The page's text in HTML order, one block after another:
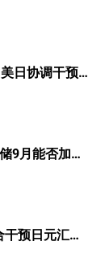
100指数技术
日协调干预后
9月能否加
发
干预日元汇
何难涨？